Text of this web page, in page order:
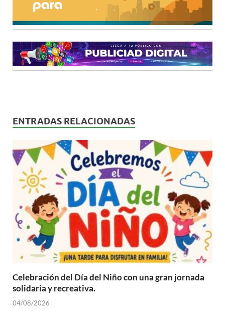
ENTRADAS RELACIONADAS
Celebración del Día del Niño con una gran jornada
solidaria y recreativa.
04/08/2026